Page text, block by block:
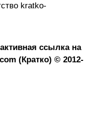
kratko-
ссылка на
(Кратко) © 2012-